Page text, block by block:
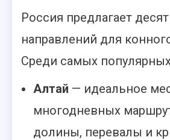
Россия предлагает
направлений для
Среди самых
Алтай — идеальное
многодневных
долины, перевалы и